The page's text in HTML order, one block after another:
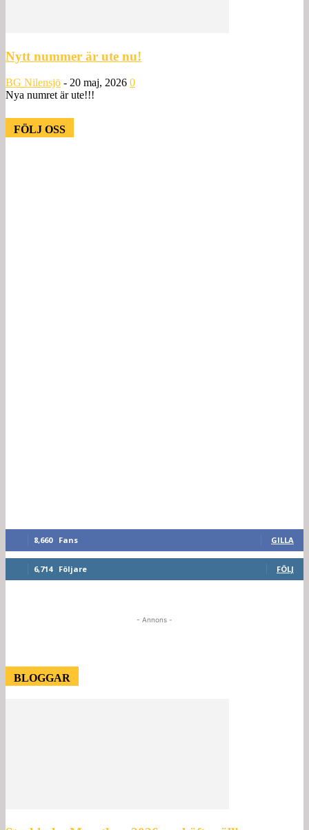
Nytt nummer är ute nu!
BG Nilensjö - 20 maj, 2026 0
Nya numret är ute!!!
FÖLJ OSS
8,660 Fans GILLA
6,714 Följare FÖLJ
- Annons -
BLOGGAR